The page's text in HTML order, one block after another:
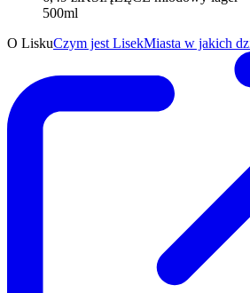
500ml
O LiskuCzym jest LisekMiasta w jakich